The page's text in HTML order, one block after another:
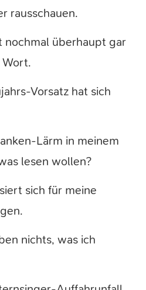
rausschauen.
überhaupt gar
Wort.
Vorsatz hat sich
Lärm in meinem
lesen wollen?
sich für meine
nichts, was ich